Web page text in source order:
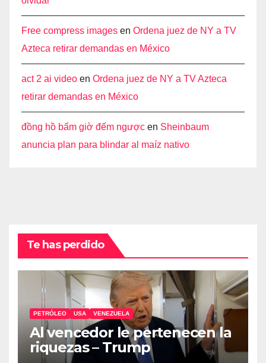
Free compress images en Ordena juez de NY a TV
Azteca retirar demandas en México
act 2 ai video en Ordena juez de NY a TV Azteca
retirar demandas en México
đồng hồ bấm giờ đếm ngược en Sheinbaum
anuncia plan para blindar al maíz nativo
Te has perdido
PETRÓLEO USA VENEZUELA
Al vencedor le pertenecen la
riquezas – Trump